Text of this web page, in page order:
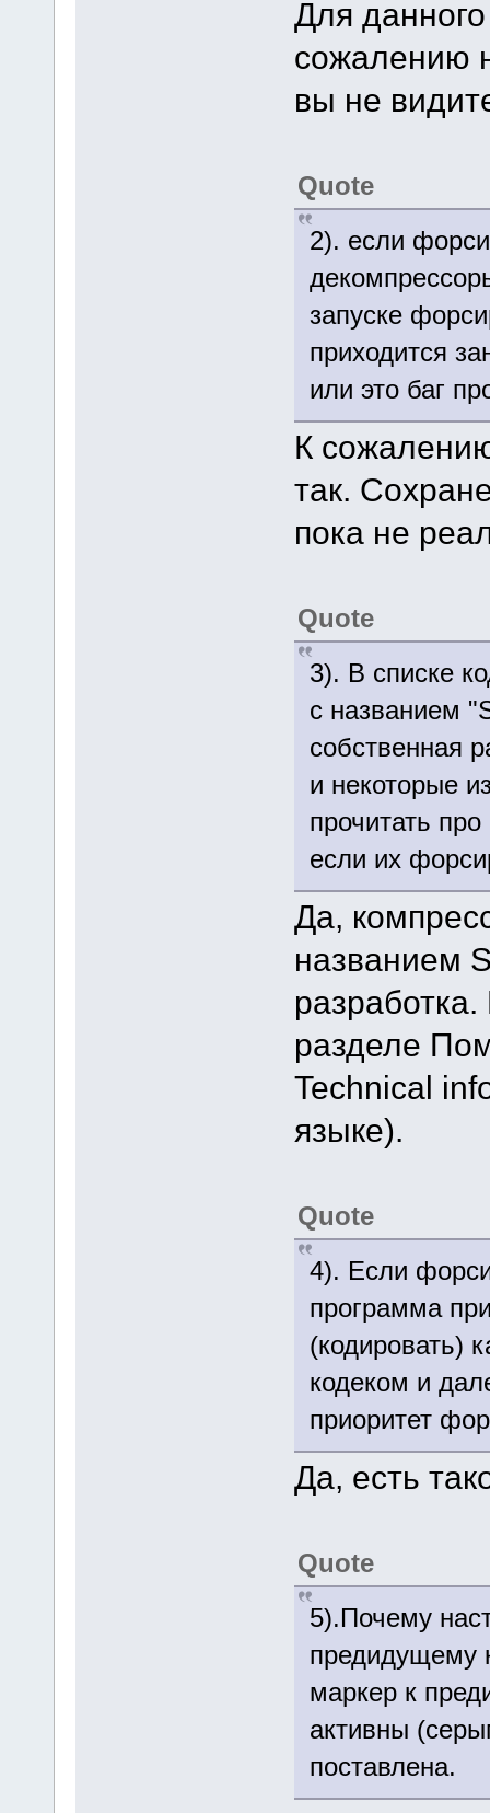
Для
сожалению
вы не
Quote
2). если
запуске
приходится
или это баг
К
так.
пока не
Quote
3). В списке
с названием
собственная
и некоторые
прочитать
если их
Да,
названием
разделе
Technical
языке).
Quote
4). Если
программа
(кодировать)
кодеком и
приоритет
Да, есть
Quote
5).Почему
предидущему
маркер к
активны
поставлена.